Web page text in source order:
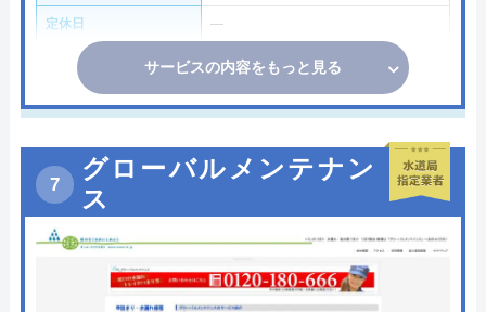
定休日 ―
サービスの内容をもっと見る
グローバルメンテナン
ス